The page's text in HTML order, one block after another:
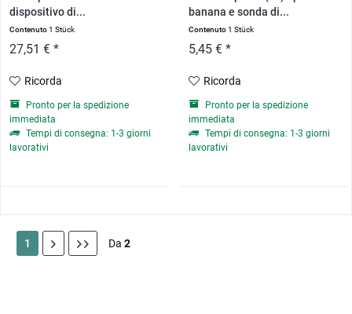
dispositivo di...
Contenuto1 Stück
27,51 € *
Ricorda
Pronto per la spedizione
immediata
Tempi di consegna: 1-3 giorni
lavorativi
banana e sonda di...
Contenuto1 Stück
5,45 € *
Ricorda
Pronto per la spedizione
immediata
Tempi di consegna: 1-3 giorni
lavorativi
1 Da 2